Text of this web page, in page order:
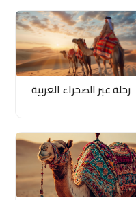
رحلة عبر الصحراء العربية